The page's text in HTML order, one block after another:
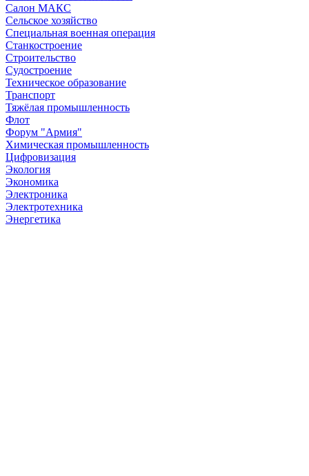
Салон МАКС
Сельское хозяйство
Специальная военная операция
Станкостроение
Строительство
Судостроение
Техническое образование
Транспорт
Тяжёлая промышленность
Флот
Форум "Армия"
Химическая промышленность
Цифровизация
Экология
Экономика
Электроника
Электротехника
Энергетика